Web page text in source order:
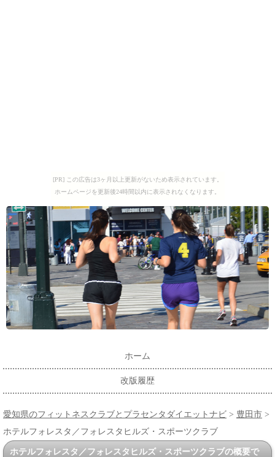
[PR] この広告は3ヶ月以上更新がないため表示されています。
ホームページを更新後24時間以内に表示されなくなります。
ホーム
改版履歴
愛知県のフィットネスクラブとプラセンタダイエットナビ > 豊田市 >
ホテルフォレスタ／フォレスタヒルズ・スポーツクラブ
ホテルフォレスタ／フォレスタヒルズ・スポーツクラブの概要で